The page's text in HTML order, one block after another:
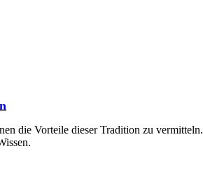
die Vorteile dieser Tradition zu vermitteln.